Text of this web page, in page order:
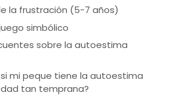
la frustración (5-7 años)
simbólico
sobre la autoestima
si mi peque tiene la autoestima
tan temprana?